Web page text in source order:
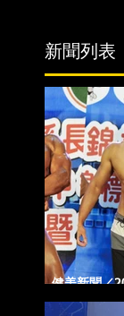
新聞列表
健美新聞／
賽事 6/28前